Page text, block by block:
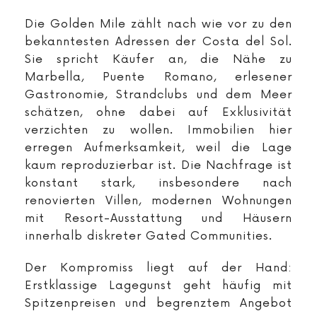
Die Golden Mile zählt nach wie vor zu den
bekanntesten Adressen der Costa del Sol.
Sie spricht Käufer an, die Nähe zu
Marbella, Puente Romano, erlesener
Gastronomie, Strandclubs und dem Meer
schätzen, ohne dabei auf Exklusivität
verzichten zu wollen. Immobilien hier
erregen Aufmerksamkeit, weil die Lage
kaum reproduzierbar ist. Die Nachfrage ist
konstant stark, insbesondere nach
renovierten Villen, modernen Wohnungen
mit Resort-Ausstattung und Häusern
innerhalb diskreter Gated Communities.
Der Kompromiss liegt auf der Hand:
Erstklassige Lagegunst geht häufig mit
Spitzenpreisen und begrenztem Angebot